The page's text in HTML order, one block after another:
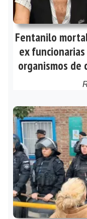
Fentanilo
ex
organismos de